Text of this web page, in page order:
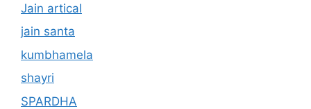
Jain artical
jain santa
kumbhamela
shayri
SPARDHA